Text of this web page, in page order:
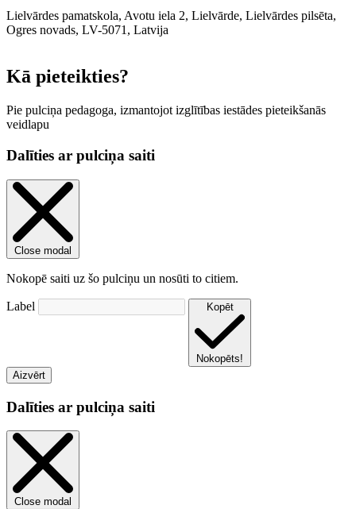
Lielvārdes pamatskola, Avotu iela 2, Lielvārde, Lielvārdes pilsēta,
Ogres novads, LV-5071, Latvija
Kā pieteikties?
Pie pulciņa pedagoga, izmantojot izglītības iestādes pieteikšanās
veidlapu
Dalīties ar pulciņa saiti
Close modal
Nokopē saiti uz šo pulciņu un nosūti to citiem.
Label Kopēt
Nokopēts!
Aizvērt
Dalīties ar pulciņa saiti
Close modal